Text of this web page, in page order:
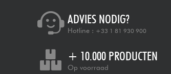
ADVIES NODIG?
Hotline : +33 1 81 930 900
+ 10.000 PRODUCTEN
Op voorraad